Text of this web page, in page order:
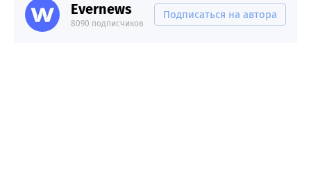
Evernews
8090 подписчиков
Подписаться на автора